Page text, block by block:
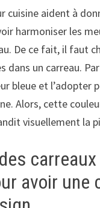
cuisine aident à
harmoniser les
De ce fait, il faut
dans un carreau.
bleue et l’adopter
Alors, cette
visuellement la
avoir une